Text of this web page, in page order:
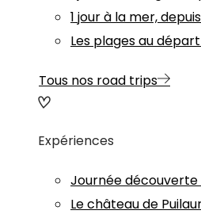
1 jour à la mer,
Les plages au
Tous nos road trips
Expériences
Journée
Le château de